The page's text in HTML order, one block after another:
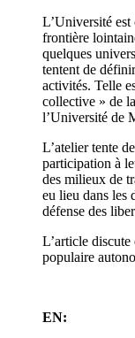
L’Université
frontière
quelques
tentent de
activités. Telle
collective » de
l’Université de
L’atelier tente
participation à
des milieux de
eu lieu dans les
défense des
L’article discute
populaire
EN: